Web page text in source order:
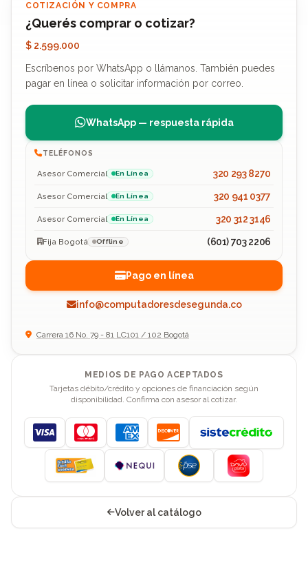
COTIZACIÓN Y COMPRA
¿Querés comprar o cotizar?
$ 2.599.000
Escríbenos por WhatsApp o llámanos. También puedes
pagar en línea o solicitar información por correo.
WhatsApp — respuesta rápida
TELÉFONOS
Asesor Comercial En Línea 320 293 8270
Asesor Comercial En Línea 320 941 0377
Asesor Comercial En Línea 320 312 3146
Fija Bogotá Offline (601) 703 2206
Pago en línea
info@computadoresdesegunda.co
Carrera 16 No. 79 - 81 LC101 / 102 Bogotá
MEDIOS DE PAGO ACEPTADOS
Tarjetas débito/crédito y opciones de financiación según
disponibilidad. Confirma con asesor al cotizar.
Visa MastercardAmerican Express
Discover
Volver al catálogo